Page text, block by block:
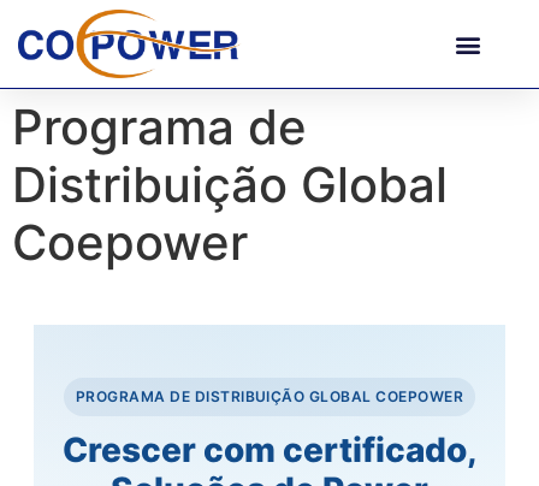
Programa de
Distribuição Global
Coepower
PROGRAMA DE DISTRIBUIÇÃO GLOBAL COEPOWER
Crescer com certificado,